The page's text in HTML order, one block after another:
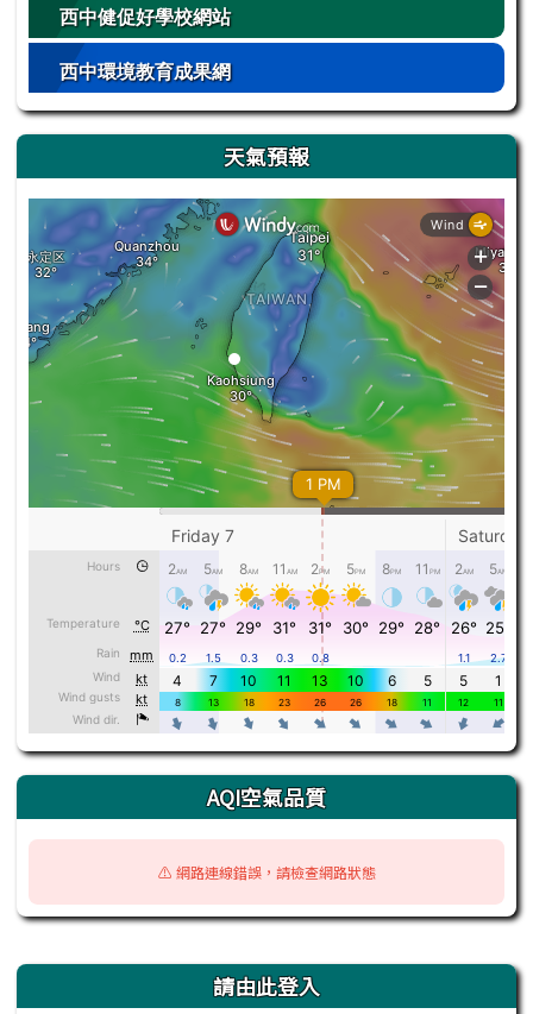
西中健促好學校網站
西中環境教育成果網
天氣預報
AQI空氣品質
⚠️ 網路連線錯誤，請檢查網路狀態
右邊區域內容 請由此登入